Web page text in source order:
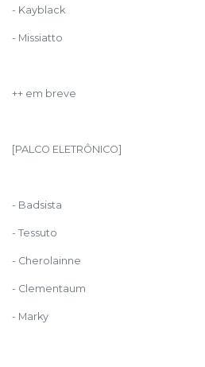
- Kayblack
- Missiatto
++ em breve
[PALCO ELETRÔNICO]
- Badsista
- Tessuto
- Cherolainne
- Clementaum
- Marky